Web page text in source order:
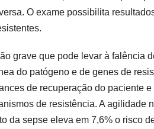
O exame possibilita
grave que pode levar à falência
do patógeno e de genes de
de recuperação do paciente
de resistência. A agilidade
da sepse eleva em 7,6% o risco